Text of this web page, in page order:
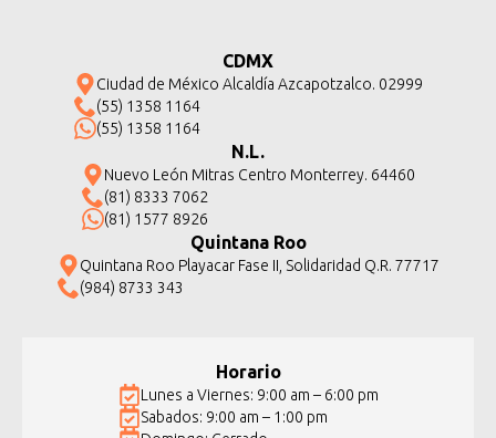
CDMX
Ciudad de México Alcaldía Azcapotzalco. 02999
(55) 1358 1164
(55) 1358 1164
N.L.
Nuevo León Mitras Centro Monterrey. 64460
(81) 8333 7062
(81) 1577 8926
Quintana Roo
Quintana Roo Playacar Fase II, Solidaridad Q.R. 77717
(984) 8733 343
Horario
Lunes a Viernes: 9:00 am – 6:00 pm
Sabados: 9:00 am – 1:00 pm